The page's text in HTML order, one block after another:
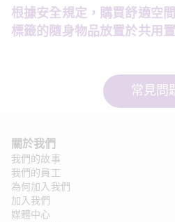
根據安全規定，購買舒適空
標籤的隨身物品放置於共用
常見問
關於我們
我們的故事
我們的員工
為何加入我們
加入我們
媒體中心